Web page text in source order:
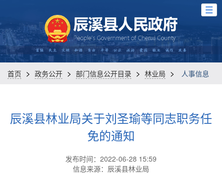
首页 > 政务公开 > 部门信息公开目录 > 林业局 > 人事信息
辰溪县林业局关于刘圣瑜等同志职务任
免的通知
发布时间：2022-06-28 15:59
信息来源：辰溪县林业局